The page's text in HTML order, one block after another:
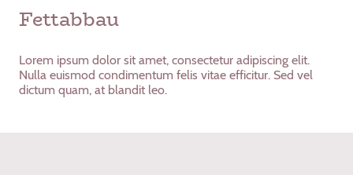
Fettabbau
Lorem ipsum dolor sit amet, consectetur adipiscing elit.
Nulla euismod condimentum felis vitae efficitur. Sed vel
dictum quam, at blandit leo.